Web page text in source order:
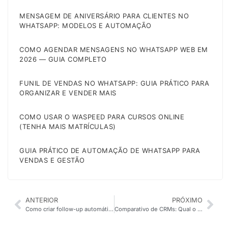
MENSAGEM DE ANIVERSÁRIO PARA CLIENTES NO
WHATSAPP: MODELOS E AUTOMAÇÃO
COMO AGENDAR MENSAGENS NO WHATSAPP WEB EM
2026 — GUIA COMPLETO
FUNIL DE VENDAS NO WHATSAPP: GUIA PRÁTICO PARA
ORGANIZAR E VENDER MAIS
COMO USAR O WASPEED PARA CURSOS ONLINE
(TENHA MAIS MATRÍCULAS)
GUIA PRÁTICO DE AUTOMAÇÃO DE WHATSAPP PARA
VENDAS E GESTÃO
ANTERIOR
Como criar follow-up automático no WhatsApp para aumentar vendas
PRÓXIMO
Comparativo de CRMs: Qual o Melhor para WhatsApp em 2026?